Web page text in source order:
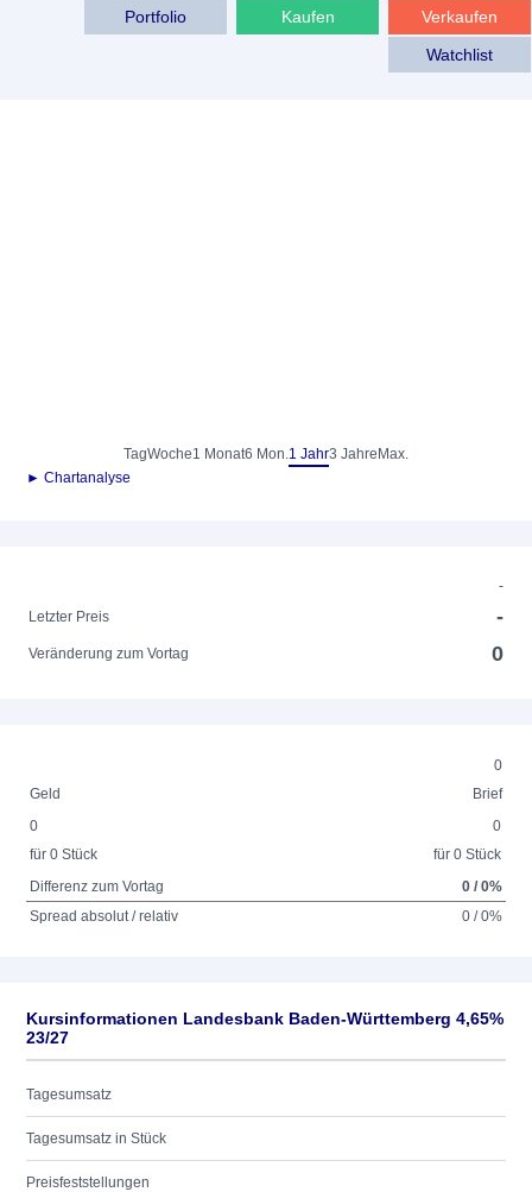
Verkaufen
Kaufen
Portfolio
Watchlist
TagWoche1 Monat6 Mon.1 Jahr3 Jahre Max.
► Chartanalyse
-
Letzter Preis
-
Veränderung zum Vortag 0
0
Geld
Brief
0
für 0 Stück
0
für 0 Stück
Differenz zum Vortag
0 / 0%
Spread absolut / relativ
0 / 0%
Kursinformationen Landesbank Baden-Württemberg 4,65%
23/27
Tagesumsatz
Tagesumsatz in Stück
Preisfeststellungen